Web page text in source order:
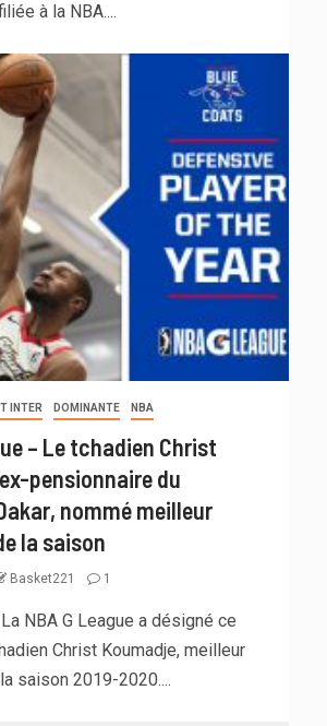
à la NBA....
INTER DOMINANTE NBA
– Le tchadien Christ
pensionnaire du
nommé meilleur
la saison
Basket221 1
NBA G League a désigné ce
Christ Koumadje, meilleur
saison 2019-2020....